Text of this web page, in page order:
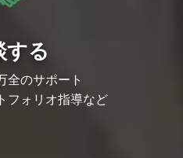
する
全のサポート
フォリオ指導など